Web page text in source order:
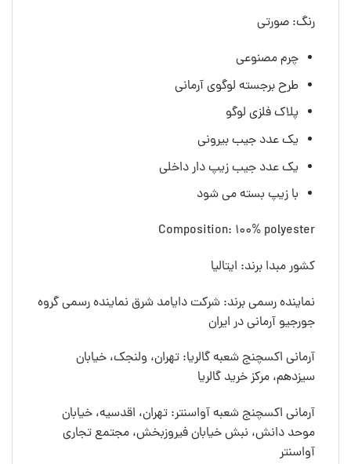
رنگ: صورتی
چرم مصنوعی
طرح برجسته لوگوی آرمانی
پلاک فلزی لوگو
یک عدد جیب بیرونی
یک عدد جیب زیپ دار داخلی
با زیپ بسته می شود
Composition: 100% polyester
کشور مبدا برند: ایتالیا
نماینده رسمی برند: شرکت دایامد شرق نماینده رسمی گروه
جورجیو آرمانی در ایران
آرمانی اکسچنج شعبه گالریا: تهران، ولنجک، خیابان
سیزدهم، مرکز خرید گالریا
آرمانی اکسچنج شعبه آواسنتر: تهران، اقدسیه، خیابان
موحد دانش، نبش خیابان فیروزبخش، مجتمع تجاری
آواسنتر